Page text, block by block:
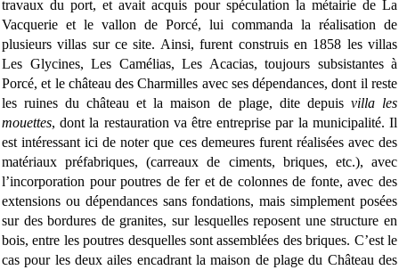
travaux du port, et avait acquis pour spéculation la métairie de La
Vacquerie et le vallon de Porcé, lui commanda la réalisation de
plusieurs villas sur ce site. Ainsi, furent construis en 1858 les villas
Les Glycines, Les Camélias, Les Acacias, toujours subsistantes à
Porcé, et le château des Charmilles avec ses dépendances, dont il reste
les ruines du château et la maison de plage, dite depuis villa les
mouettes, dont la restauration va être entreprise par la municipalité. Il
est intéressant ici de noter que ces demeures furent réalisées avec des
matériaux préfabriques, (carreaux de ciments, briques, etc.), avec
l’incorporation pour poutres de fer et de colonnes de fonte, avec des
extensions ou dépendances sans fondations, mais simplement posées
sur des bordures de granites, sur lesquelles reposent une structure en
bois, entre les poutres desquelles sont assemblées des briques. C’est le
cas pour les deux ailes encadrant la maison de plage du Château des